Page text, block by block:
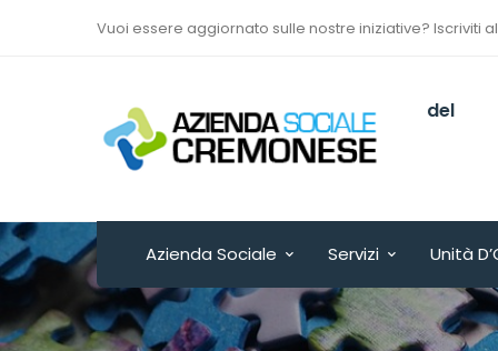
Vuoi essere aggiornato sulle nostre iniziative? Iscriviti
Via Sant’Antonio del
Fuoco n. 9/A
Cremona - ITALY
Azienda Sociale Servizi Unità